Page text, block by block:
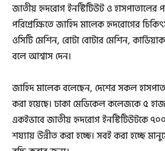
জাতীয় হৃদরোগ ইনস্টিটিউট ও হাসপাতালের
পরিপ্রেক্ষিতে জাহিদ মালেক হৃদরোগের
ওসিটি মেশিন, রোটা বোটার মেশিন,
বলে আশ্বাস দেন।
জাহিদ মালেক বলেছেন, দেশের সকল
করা হয়েছে। ঢাকা মেডিকেল কলেজকে ৫
একইভাবে জাতীয় হৃদরোগ ইনস্টিটিউটকে
শয্যায় উন্নীত করা হচ্ছে। সবই করা হচ্ছে